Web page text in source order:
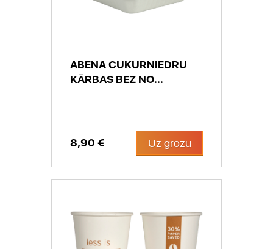
ABENA CUKURNIEDRU
KĀRBAS BEZ NO...
8,90 € Uz grozu